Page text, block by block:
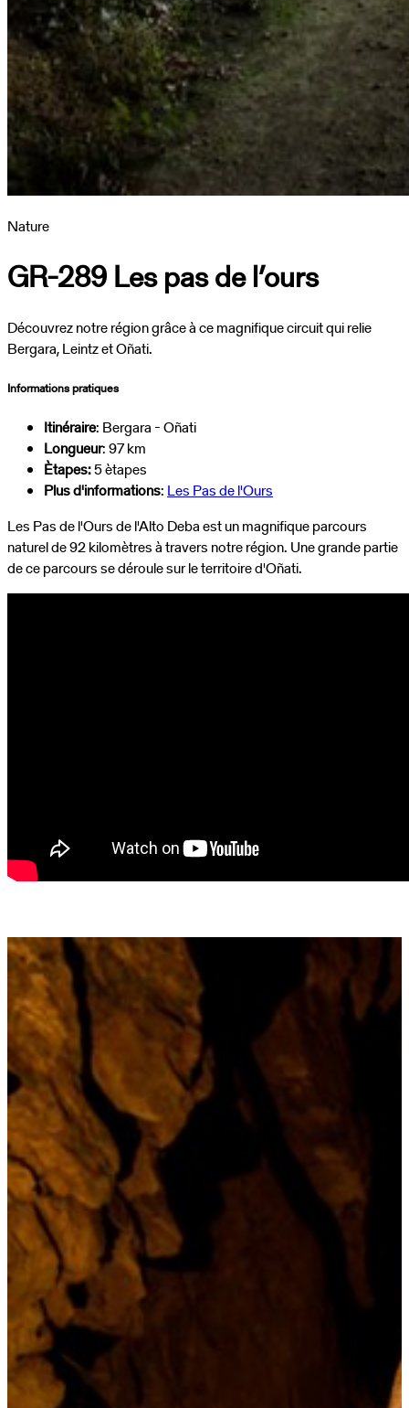
Nature
GR-289 Les pas de l’ours
Découvrez notre région grâce à ce magnifique circuit qui relie
Bergara, Leintz et Oñati.
Informations pratiques
Itinéraire: Bergara - Oñati
Longueur: 97 km
Ètapes:5 ètapes
Plus d'informations: Les Pas de l'Ours
Les Pas de l'Ours de l'Alto Deba est un magnifique parcours
naturel de 92 kilomètres à travers notre région. Une grande partie
de ce parcours se déroule sur le territoire d'Oñati.